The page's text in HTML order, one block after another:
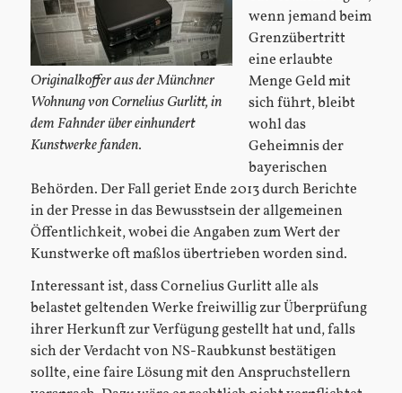
Originalkoffer aus der Münchner
Wohnung von Cornelius Gurlitt, in
dem Fahnder über einhundert
Kunstwerke fanden.
wenn jemand beim
Grenzübertritt
eine erlaubte
Menge Geld mit
sich führt, bleibt
wohl das
Geheimnis der
bayerischen
Behörden. Der Fall geriet Ende 2013 durch Berichte
in der Presse in das Bewusstsein der allgemeinen
Öffentlichkeit, wobei die Angaben zum Wert der
Kunstwerke oft maßlos übertrieben worden sind.
Interessant ist, dass Cornelius Gurlitt alle als
belastet geltenden Werke freiwillig zur Überprüfung
ihrer Herkunft zur Verfügung gestellt hat und, falls
sich der Verdacht von NS-Raubkunst bestätigen
sollte, eine faire Lösung mit den Anspruchstellern